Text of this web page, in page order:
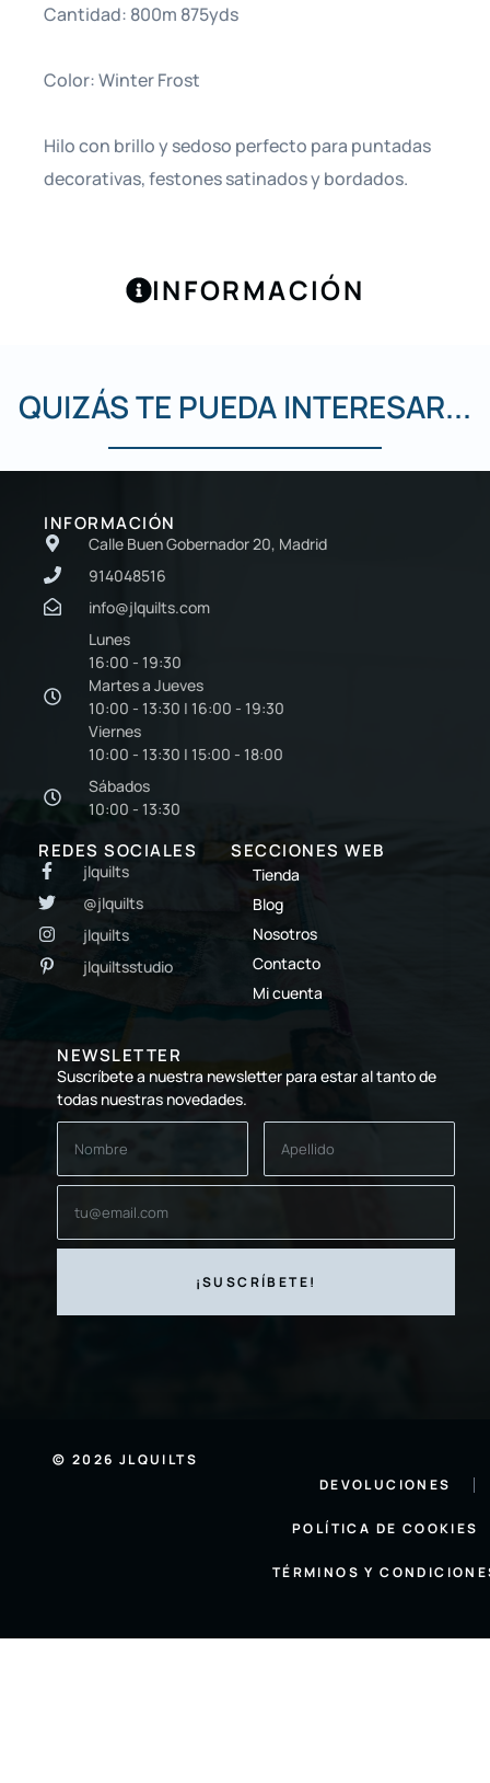
INFORMACIÓN
Cantidad: 800m 875yds
Color: Winter Frost
Hilo con brillo y sedoso perfecto para puntadas
decorativas, festones satinados y bordados.
QUIZÁS TE PUEDA INTERESAR...
INFORMACIÓN
Calle Buen Gobernador 20, Madrid
914048516
info@jlquilts.com
Lunes
16:00 - 19:30
Martes a Jueves
10:00 - 13:30 | 16:00 - 19:30
Viernes
10:00 - 13:30 | 15:00 - 18:00
Sábados
10:00 - 13:30
REDES SOCIALES
jlquilts
@jlquilts
jlquilts
jlquiltsstudio
SECCIONES WEB
Tienda
Blog
Nosotros
Contacto
Mi cuenta
NEWSLETTER
Suscríbete a nuestra newsletter para estar al tanto de
todas nuestras novedades.
© 2026 JLQUILTS
DEVOLUCIONES
POLÍTICA DE COOKIES
TÉRMINOS Y